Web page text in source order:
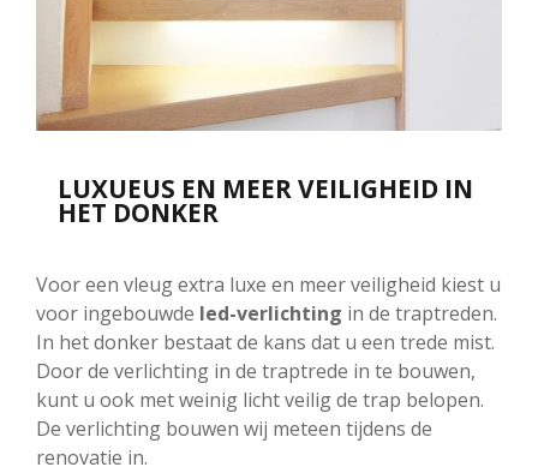
LUXUEUS EN MEER VEILIGHEID IN
HET DONKER
Voor een vleug extra luxe en meer veiligheid kiest u
voor ingebouwde led-verlichting in de traptreden.
In het donker bestaat de kans dat u een trede mist.
Door de verlichting in de traptrede in te bouwen,
kunt u ook met weinig licht veilig de trap belopen.
De verlichting bouwen wij meteen tijdens de
renovatie in.